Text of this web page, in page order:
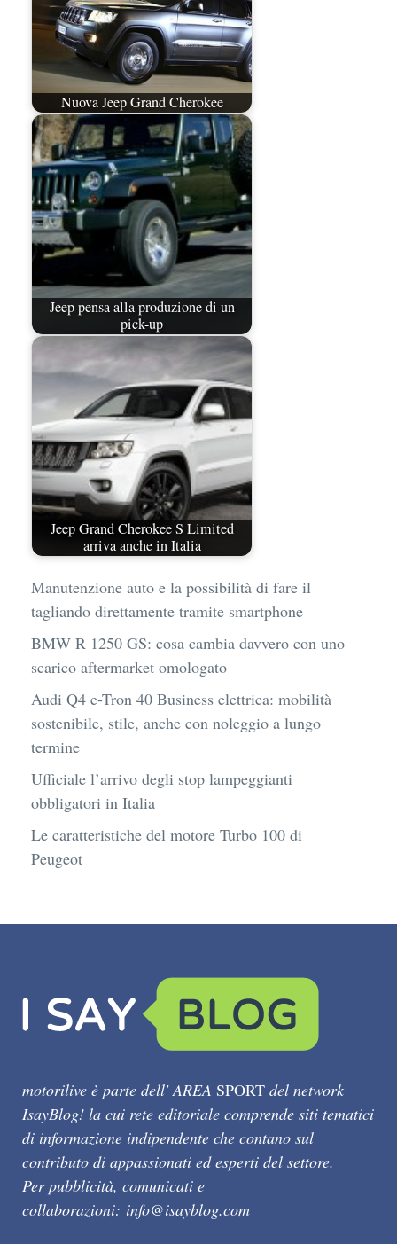
Nuova Jeep Grand Cherokee
Jeep pensa alla produzione di un
pick-up
Jeep Grand Cherokee S Limited
arriva anche in Italia
Manutenzione auto e la possibilità di fare il
tagliando direttamente tramite smartphone
BMW R 1250 GS: cosa cambia davvero con uno
scarico aftermarket omologato
Audi Q4 e-Tron 40 Business elettrica: mobilità
sostenibile, stile, anche con noleggio a lungo
termine
Ufficiale l’arrivo degli stop lampeggianti
obbligatori in Italia
Le caratteristiche del motore Turbo 100 di
Peugeot
motorilive è parte dell' AREA SPORT del network
IsayBlog! la cui rete editoriale comprende siti tematici
di informazione indipendente che contano sul
contributo di appassionati ed esperti del settore.
Per pubblicità, comunicati e
collaborazioni: info@isayblog.com